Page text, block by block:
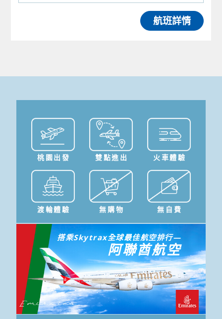
航班詳情
桃園出發 雙點進出 火車體驗
渡輪體驗 無購物 無自費
搭乘Skytrax全球最佳航空排行—
阿聯酋航空